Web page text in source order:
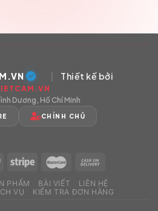
| Thiết kế bởi
Dương, Hồ Chí Minh
CHÍNH CHỦ
PHẨM BÀI VIẾT
LIÊN HỆ
VỤ
KIỂM TRA ĐƠN HÀNG